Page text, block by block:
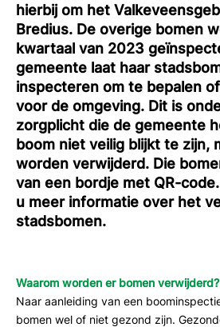
hierbij om het
Bredius. De overige bomen
kwartaal van 2023
gemeente laat haar
inspecteren om te bepalen
voor de omgeving. Dit is
zorgplicht die de gemeente
boom niet veilig blijkt te zijn,
worden verwijderd. Die
van een bordje met QR-
u meer informatie over het
stadsbomen.
Waarom worden er bomen verwijderd?
Naar aanleiding van een
bomen wel of niet gezond zijn.